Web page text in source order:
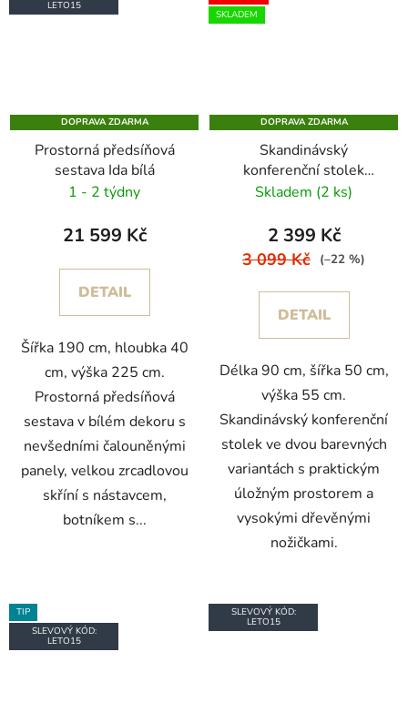
LETO15
DOPRAVA ZDARMA
Prostorná předsíňová
sestava Ida bílá
1 - 2 týdny
21 599 Kč
DETAIL
Šířka 190 cm, hloubka 40
cm, výška 225 cm.
Prostorná předsíňová
sestava v bílém dekoru s
nevšedními čalouněnými
panely, velkou zrcadlovou
skříní s nástavcem,
botníkem s...
SKLADEM
DOPRAVA ZDARMA
Skandinávský
konferenční stolek
Isabel
Skladem (2 ks)
2 399 Kč
3 099 Kč (–22 %)
DETAIL
Délka 90 cm, šířka 50 cm,
výška 55 cm.
Skandinávský konferenční
stolek ve dvou barevných
variantách s praktickým
úložným prostorem a
vysokými dřevěnými
nožičkami.
TIP
SLEVOVÝ KÓD:
LETO15
SLEVOVÝ KÓD:
LETO15